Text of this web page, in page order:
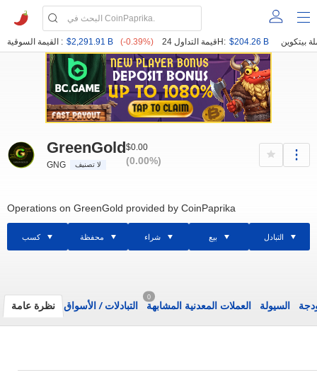
القيمة السوقية : $2,291.91 B (-0.39%) قيمة التداول 24H: $204.26 B
GreenGold
GNG لا تصنيف
$0.00
(0.00%)
Operations on GreenGold provided by CoinPaprika
كسب محفظة شراء بيع التبادل
نظرة عامة التبادلات/ الأسواق
0
العملات المعدنية المشابهة السيولة